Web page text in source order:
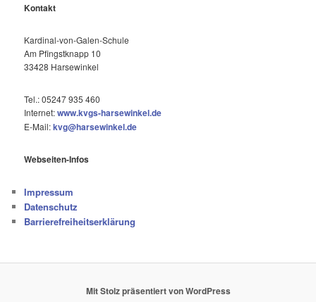
Kontakt
Kardinal-von-Galen-Schule
Am Pfingstknapp 10
33428 Harsewinkel
Tel.: 05247 935 460
Internet:www.kvgs-harsewinkel.de
E-Mail:kvg@harsewinkel.de
Webseiten-Infos
Impressum
Datenschutz
Barrierefreiheitserklärung
Mit Stolz präsentiert von WordPress